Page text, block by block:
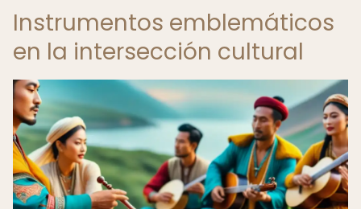
Instrumentos emblemáticos
en la intersección cultural